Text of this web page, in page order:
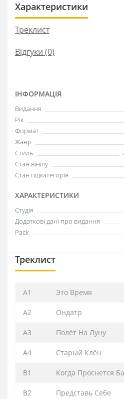
Характеристики
Треклист
Відгуки (0)
ІНФОРМАЦІЯ
Видання
Рік
Формат
Жанр
Стиль
Стан вінілу
Стан підкатегорія
ХАРАКТЕРИСТИКИ
Студія
Додаткові дані про видання
Pack
Треклист
A1 Это Время
A2 Ондатр
A3 Полёт На Луну
A4 Старый Клён
B1 Когда Проснется
B2 Представь Себе